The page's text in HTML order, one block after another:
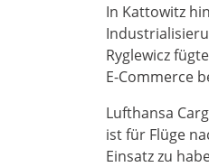
In Kattowitz
Ryglewicz
E-Commerce
Lufthansa
ist für Flüge
Einsatz zu